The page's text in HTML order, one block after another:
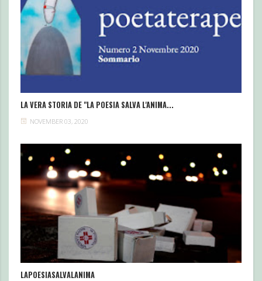
LA VERA STORIA DE "LA POESIA SALVA L'ANIMA...
NOVEMBER 03, 2020
LAPOESIASALVALANIMA